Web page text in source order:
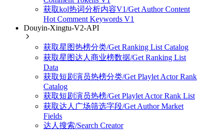
获取kol热词分析内容V1/Get Author Content
Hot Comment Keywords V1
Douyin-Xingtu-V2-API
获取星图热榜分类/Get Ranking List Catalog
获取星图达人商业榜数据/Get Ranking List
Data
获取短剧演员热榜分类/Get Playlet Actor Rank
Catalog
获取短剧演员热榜/Get Playlet Actor Rank List
获取达人广场筛选字段/Get Author Market
Fields
达人搜索/Search Creator